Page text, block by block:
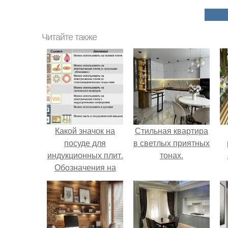
Читайте также
Какой значок на
посуде для
индукционных плит.
Обозначения на
посуде и их
расшифровка
Стильная квартира
в светлых приятных
тонах.